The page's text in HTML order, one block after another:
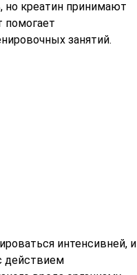
но креатин принимают
помогает
занятий.
интенсивней, и
действием